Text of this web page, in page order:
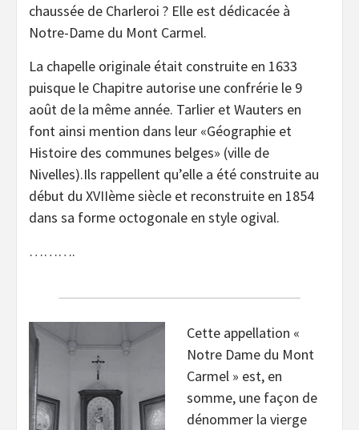
chaussée de Charleroi ? Elle est dédicacée à
Notre-Dame du Mont Carmel.
La chapelle originale était construite en 1633
puisque le Chapitre autorise une confrérie le 9
août de la même année. Tarlier et Wauters en
font ainsi mention dans leur «Géographie et
Histoire des communes belges» (ville de
Nivelles).Ils rappellent qu’elle a été construite au
début du XVIIème siècle et reconstruite en 1854
dans sa forme octogonale en style ogival.
……….
Cette appellation «
Notre Dame du Mont
Carmel » est, en
somme, une façon de
dénommer la vierge